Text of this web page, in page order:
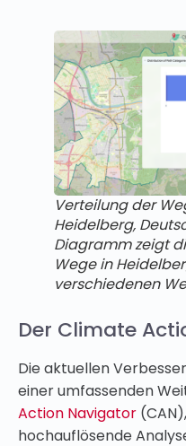
Verteilung der
Heidelberg,
Diagramm zeigt
Wege in
verschiedenen
Der Climate
Die aktuellen
einer umfassenden
Action Navigator
hochauflösende